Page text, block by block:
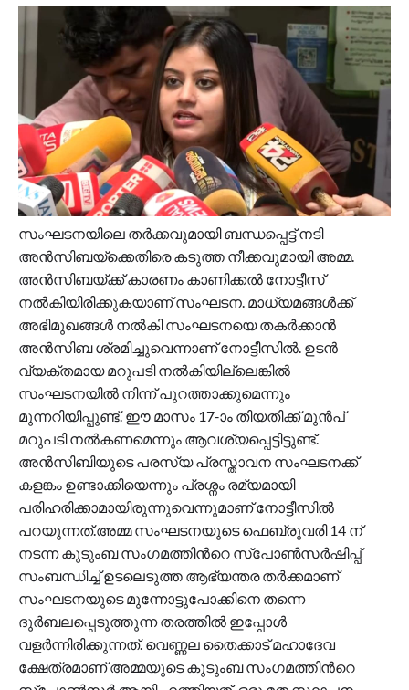
സംഘടനയിലെ തര്‍ക്കവുമായി ബന്ധപ്പെട്ട് നടി
അന്‍സിബയ്ക്കെതിരെ കടുത്ത നീക്കവുമായി അമ്മ.
അന്‍സിബയ്ക്ക് കാരണം കാണിക്കല്‍ നോട്ടീസ്
നല്‍കിയിരിക്കുകയാണ് സംഘടന. മാധ്യമങ്ങള്‍ക്ക്
അഭിമുഖങ്ങള്‍ നല്‍കി സംഘടനയെ തകര്‍ക്കാന്‍
അന്‍സിബ ശ്രമിച്ചുവെന്നാണ് നോട്ടീസില്‍. ഉടൻ
വ്യക്തമായ മറുപടി നൽകിയില്ലെങ്കിൽ
സംഘടനയിൽ നിന്ന് പുറത്താക്കുമെന്നും
മുന്നറിയിപ്പുണ്ട്. ഈ മാസം 17-ാം തിയതിക്ക് മുൻപ്
മറുപടി നൽകണമെന്നും ആവശ്യപ്പെട്ടിട്ടുണ്ട്.
അൻസിബിയുടെ പരസ്യ പ്രസ്താവന സംഘടനക്ക്
കളങ്കം ഉണ്ടാക്കിയെന്നും പ്രശ്നം രമ്യമായി
പരിഹരിക്കാമായിരുന്നുവെന്നുമാണ് നോട്ടീസില്‍
പറയുന്നത്.അമ്മ സംഘടനയുടെ ഫെബ്രുവരി 14 ന്
നടന്ന കുടുംബ സംഗമത്തിന്‍റെ സ്പോണ്‍സര്‍ഷിപ്പ്
സംബന്ധിച്ച് ഉടലെടുത്ത ആഭ്യന്തര തര്‍ക്കമാണ്
സംഘടനയുടെ മുന്നോട്ടുപോക്കിനെ തന്നെ
ദുര്‍ബലപ്പെടുത്തുന്ന തരത്തില്‍ ഇപ്പോള്‍
വളര്‍ന്നിരിക്കുന്നത്. വെണ്ണല തൈക്കാട് മഹാദേവ
ക്ഷേത്രമാണ് അമ്മയുടെ കുടുംബ സംഗമത്തിന്‍റെ